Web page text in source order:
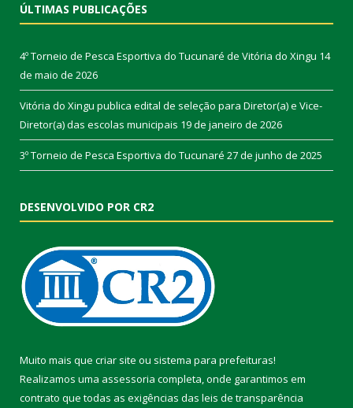
ÚLTIMAS PUBLICAÇÕES
4º Torneio de Pesca Esportiva do Tucunaré de Vitória do Xingu 14
de maio de 2026
Vitória do Xingu publica edital de seleção para Diretor(a) e Vice-
Diretor(a) das escolas municipais 19 de janeiro de 2026
3º Torneio de Pesca Esportiva do Tucunaré 27 de junho de 2025
DESENVOLVIDO POR CR2
Muito mais que criar site ou sistema para prefeituras!
Realizamos uma assessoria completa, onde garantimos em
contrato que todas as exigências das leis de transparência